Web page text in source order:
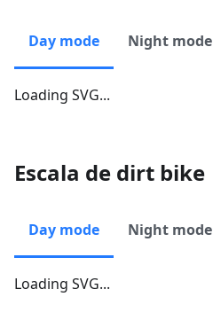
Day mode Night mode
Loading SVG...
Escala de dirt bike
Day mode Night mode
Loading SVG...